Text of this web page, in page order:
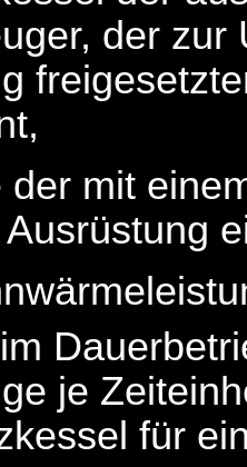
der zur
der mit
je
für